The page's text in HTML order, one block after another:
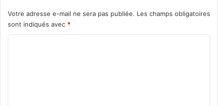
Votre adresse e-mail ne sera pas publiée. Les champs obligatoires
sont indiqués avec *